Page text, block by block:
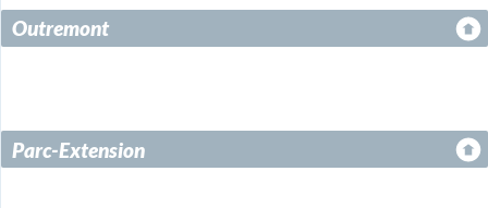
Outremont
Parc-Extension